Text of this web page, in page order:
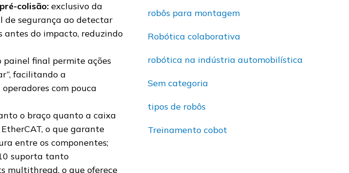
colisão: exclusivo da
de segurança ao detectar
antes do impacto, reduzindo
painel final permite ações
facilitando a
com pouca
o braço quanto a caixa
o que garante
entre os componentes;
suporta tanto
multithread, o que oferece
robôs para montagem
Robótica colaborativa
robótica na indústria automobilística
Sem categoria
tipos de robôs
Treinamento cobot